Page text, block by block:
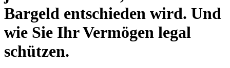
Bargeld entschieden wird. Und
wie Sie Ihr Vermögen legal
schützen.